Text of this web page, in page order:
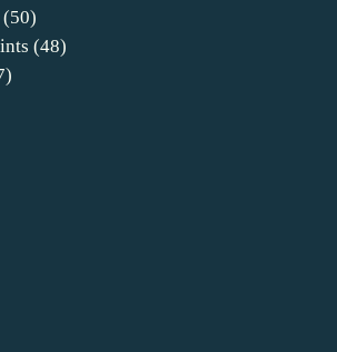
(50)
(48)